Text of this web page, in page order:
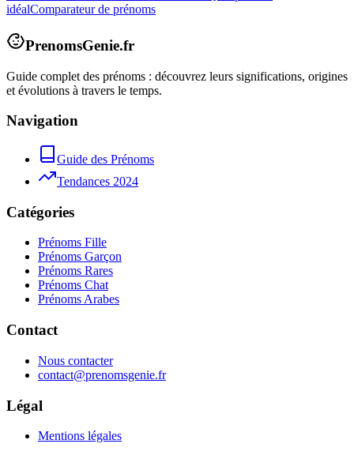
idéalComparateur de prénoms
PrenomsGenie.fr
Guide complet des prénoms : découvrez leurs significations, origines
et évolutions à travers le temps.
Navigation
Guide des Prénoms
Tendances 2024
Catégories
Prénoms Fille
Prénoms Garçon
Prénoms Rares
Prénoms Chat
Prénoms Arabes
Contact
Nous contacter
contact@prenomsgenie.fr
Légal
Mentions légales